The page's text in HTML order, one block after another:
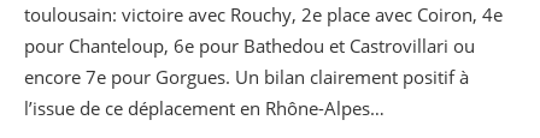
toulousain: victoire avec Rouchy, 2e place avec Coiron, 4e
pour Chanteloup, 6e pour Bathedou et Castrovillari ou
encore 7e pour Gorgues. Un bilan clairement positif à
l’issue de ce déplacement en Rhône-Alpes…